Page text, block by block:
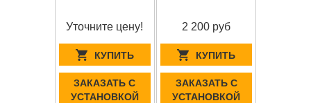
Уточните цену!
КУПИТЬ
ЗАКАЗАТЬ С
УСТАНОВКОЙ
2 200 руб
КУПИТЬ
ЗАКАЗАТЬ С
УСТАНОВКОЙ